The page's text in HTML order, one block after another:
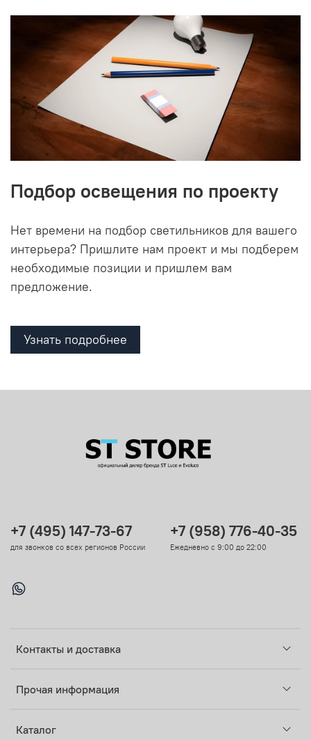
Подбор освещения по проекту
Нет времени на подбор светильников для вашего
интерьера? Пришлите нам проект и мы подберем
необходимые позиции и пришлем вам
предложение.
Узнать подробнее
Контакты и доставка
Прочая информация
Каталог
+7 (495) 147-73-67
для звонков со всех регионов России
+7 (958) 776-40-35
Ежедневно с 9:00 до 22:00